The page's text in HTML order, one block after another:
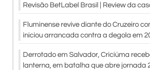
Revisão BetLabel Brasil | Review da
Fluminense revive diante do Cruzeiro
iniciou arrancada contra a degola em
Derrotado em Salvador, Criciúma
lanterna, em batalha que abre jornada